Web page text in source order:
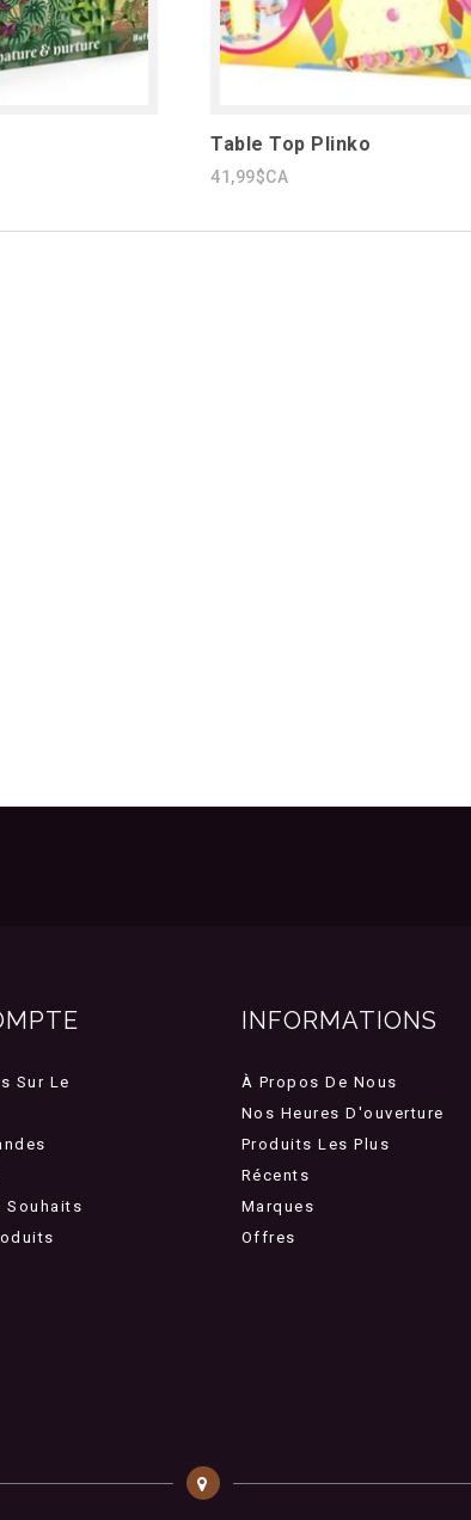
Table Top Plinko
41,99$CA
Sur Le
Souhaits
INFORMATIONS
À Propos De Nous
Nos Heures D'ouverture
Produits Les Plus
Récents
Marques
Offres